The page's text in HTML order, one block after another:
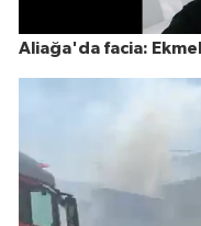
Aliağa'da facia: